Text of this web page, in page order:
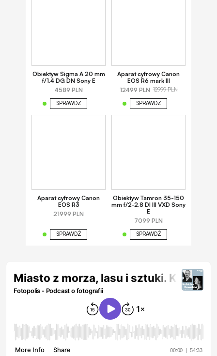
Obiektyw Sigma A 20 mm
f/1.4 DG DN Sony E
4589 PLN
SPRAWDŹ
Aparat cyfrowy Canon
EOS R6 mark III
12499 PLN 12999 PLN
SPRAWDŹ
Aparat cyfrowy Canon
EOS R3
21999 PLN
SPRAWDŹ
Obiektyw Tamron 35-150
mm f/2-2.8 DI III VXD Sony
E
7099 PLN
SPRAWDŹ